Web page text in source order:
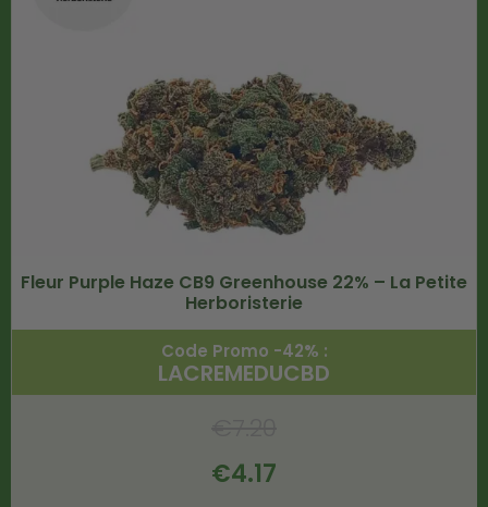
Fleur Purple Haze CB9 Greenhouse 22% – La Petite
Herboristerie
Code Promo -42% :
LACREMEDUCBD
€4.17